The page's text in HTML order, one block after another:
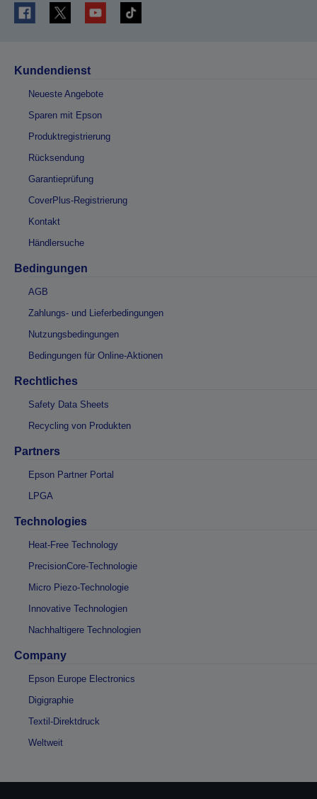
Kundendienst
Neueste Angebote
Sparen mit Epson
Produktregistrierung
Rücksendung
Garantieprüfung
CoverPlus-Registrierung
Kontakt
Händlersuche
Bedingungen
AGB
Zahlungs- und Lieferbedingungen
Nutzungsbedingungen
Bedingungen für Online-Aktionen
Rechtliches
Safety Data Sheets
Recycling von Produkten
Partners
Epson Partner Portal
LPGA
Technologies
Heat-Free Technology
PrecisionCore-Technologie
Micro Piezo-Technologie
Innovative Technologien
Nachhaltigere Technologien
Company
Epson Europe Electronics
Digigraphie
Textil-Direktdruck
Weltweit